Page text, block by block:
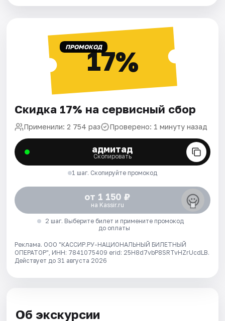
ПРОМОКОД17%
Скидка 17% на сервисный сбор
Применили: 2 754 раз Проверено: 1 минуту назад
адмитад
Скопировать
1 шаг. Скопируйте промокод
от 1 150 ₽
на Kassir.ru
2 шаг. Выберите билет и примените промокод
до оплаты
Реклама. ООО "КАССИР.РУ-НАЦИОНАЛЬНЫЙ БИЛЕТНЫЙ
ОПЕРАТОР", ИНН: 7841075409 erid: 25H8d7vbP8SRTvHZrUcdLB.
Действует до 31 августа 2026
Об экскурсии